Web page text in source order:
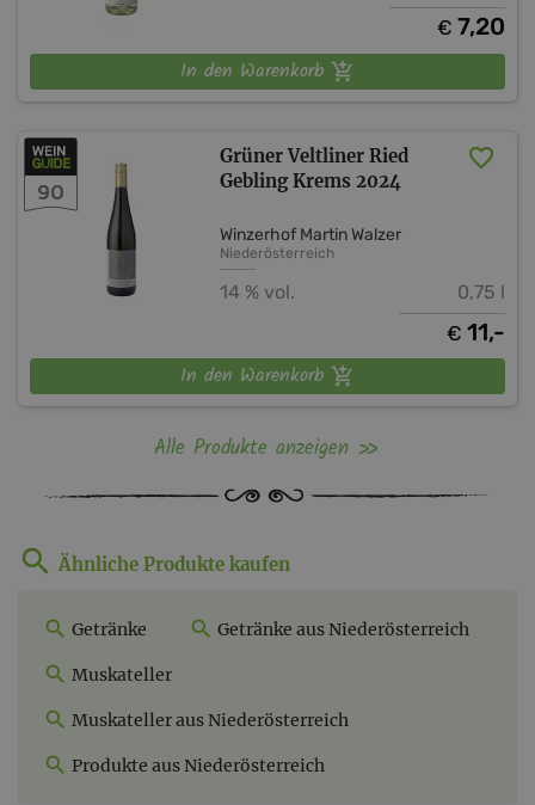
€ 7,20
In den Warenkorb
Grüner Veltliner Ried
Gebling Krems 2024
Winzerhof Martin Walzer
Niederösterreich
14 % vol. 0,75 l
€ 11,-
90
In den Warenkorb
Alle Produkte anzeigen
Ähnliche Produkte kaufen
Getränke Getränke aus Niederösterreich
Muskateller
Muskateller aus Niederösterreich
Produkte aus Niederösterreich